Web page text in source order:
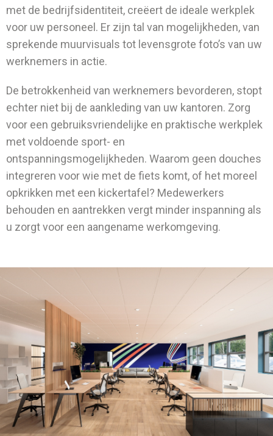
met de bedrijfsidentiteit, creëert de ideale werkplek
voor uw personeel. Er zijn tal van mogelijkheden, van
sprekende muurvisuals tot levensgrote foto’s van uw
werknemers in actie.
De betrokkenheid van werknemers bevorderen, stopt
echter niet bij de aankleding van uw kantoren. Zorg
voor een gebruiksvriendelijke en praktische werkplek
met voldoende sport- en
ontspanningsmogelijkheden. Waarom geen douches
integreren voor wie met de fiets komt, of het moreel
opkrikken met een kickertafel? Medewerkers
behouden en aantrekken vergt minder inspanning als
u zorgt voor een aangename werkomgeving.